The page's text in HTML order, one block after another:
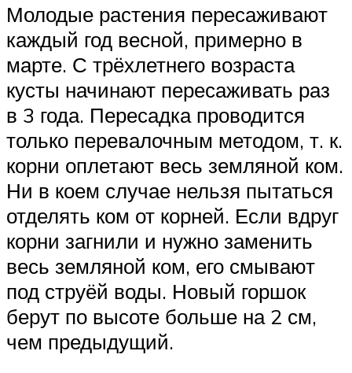
Молодые растения пересаживают
каждый год весной, примерно в
марте. С трёхлетнего возраста
кусты начинают пересаживать раз
в 3 года. Пересадка проводится
только перевалочным методом, т. к.
корни оплетают весь земляной ком.
Ни в коем случае нельзя пытаться
отделять ком от корней. Если вдруг
корни загнили и нужно заменить
весь земляной ком, его смывают
под струёй воды. Новый горшок
берут по высоте больше на 2 см,
чем предыдущий.